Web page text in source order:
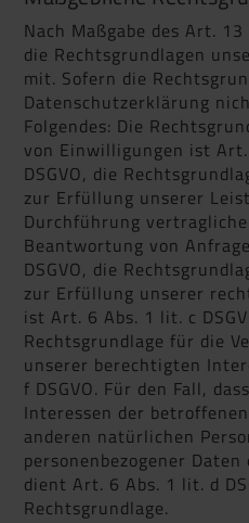
Nach Maßgabe des Art.
die Rechtsgrundlagen
mit. Sofern die
Datenschutzerklärung
Folgendes: Die
von Einwilligungen ist
DSGVO, die
zur Erfüllung unserer
Durchführung
Beantwortung von
DSGVO, die
zur Erfüllung unserer
ist Art. 6 Abs. 1 lit. c
Rechtsgrundlage für die
unserer berechtigten
f DSGVO. Für den Fall,
Interessen der
anderen natürlichen
personenbezogener
dient Art. 6 Abs. 1 lit. d
Rechtsgrundlage.